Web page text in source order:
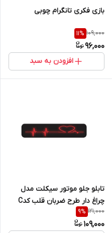
بازی فکری تانگرام چوبی
109,000
11%
96,000
افزودن به سبد
تابلو جلو موتور سیکلت مدل
چراغ دار طرح ضربان قلب کدC
121,000
9%
109,000